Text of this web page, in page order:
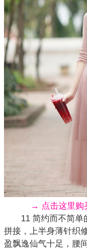
→ 点击这里
11 简约而不简单
拼接，上半身薄针织
盈飘逸仙气十足，腰